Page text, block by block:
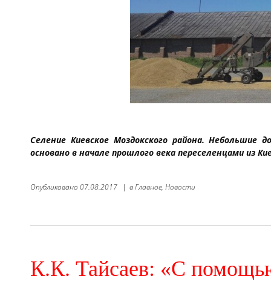
Селение Киевское Моздокского района.
основано в начале прошлого века переселенцами из
Опубликовано 07.08.2017 | вГлавное, Новости
К.К. Тайсаев: «С